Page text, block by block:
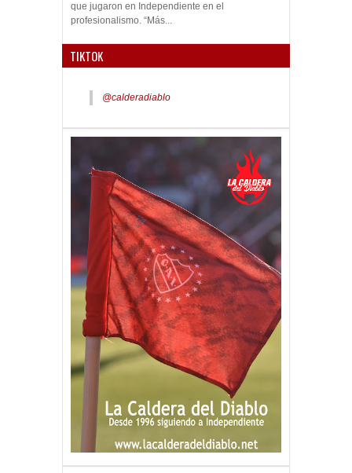
que jugaron en Independiente en el
profesionalismo. “Más...
TIKTOK
@calderadiablo